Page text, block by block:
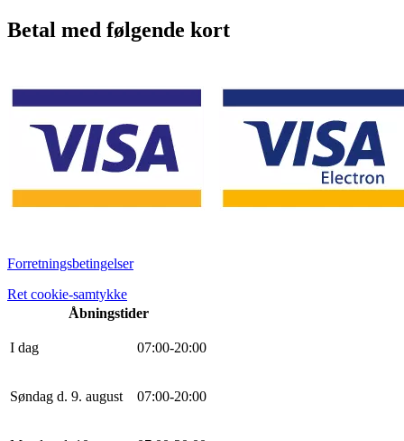
Betal med følgende kort
Forretningsbetingelser
Ret cookie-samtykke
Åbningstider
I dag 07:00-20:00
Søndag d. 9. august 07:00-20:00